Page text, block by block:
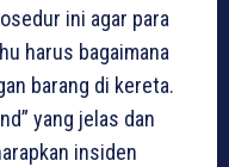
ini agar para
harus bagaimana
barang di kereta.
yang jelas dan
insiden